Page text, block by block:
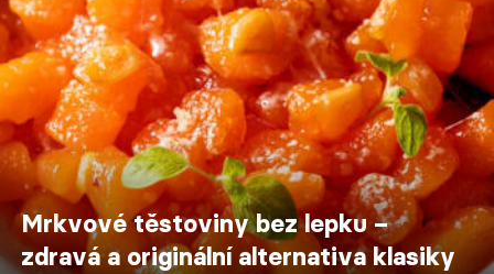
Mrkvové těstoviny bez lepku –
zdravá a originální alternativa klasiky